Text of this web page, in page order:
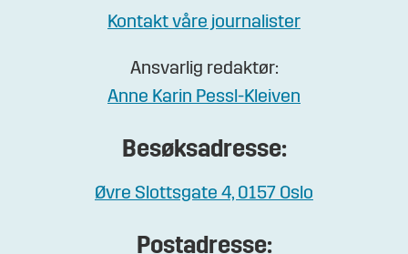
Kontakt våre journalister
Ansvarlig redaktør:
Anne Karin Pessl-Kleiven
Besøksadresse:
Øvre Slottsgate 4, 0157 Oslo
Postadresse: